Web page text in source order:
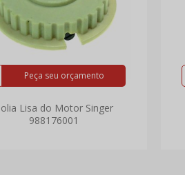
Peça seu orçamento
Lisa do Motor Singer
988176001